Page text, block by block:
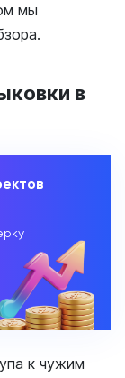
мы
в
к чужим